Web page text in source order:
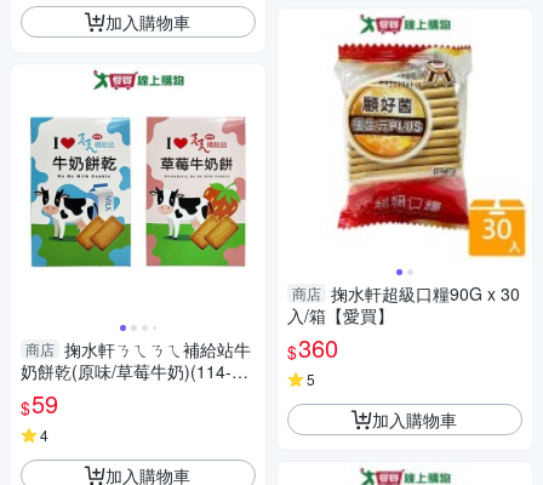
加入購物車
商店 掬水軒ㄋㄟㄋㄟ補給站牛
奶餅乾(原味/草莓牛奶)(114-17
4G/盒)【愛買】
$59
4
加入購物車
商店 掬水軒超級口糧90G x 30
入/箱【愛買】
$360
5
加入購物車